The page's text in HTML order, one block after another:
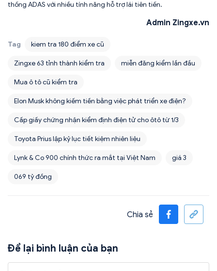
thống ADAS với nhiều tính năng hỗ trợ lái tiên tiến.
Admin Zingxe.vn
Tag kiem tra 180 điểm xe cũ
Zingxe 63 tỉnh thành kiểm tra miễn đăng kiểm lần đầu
Mua ô tô cũ kiểm tra
Elon Musk không kiếm tiền bằng việc phát triển xe điện?
Cấp giấy chứng nhận kiểm định điện tử cho ôtô từ 1/3
Toyota Prius lập kỷ lục tiết kiệm nhiên liệu
Lynk & Co 900 chính thức ra mắt tại Việt Nam giá 3
069 tỷ đồng
Chia sẻ
Để lại bình luận của bạn